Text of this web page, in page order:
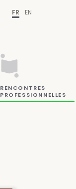
FR EN
RENCONTRES
PROFESSIONNELLES